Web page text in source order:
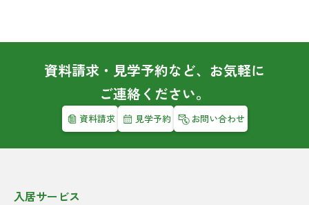
資料請求・見学予約など、お気軽に
ご連絡ください。
資料請求 見学予約 お問い合わせ
入居サービス